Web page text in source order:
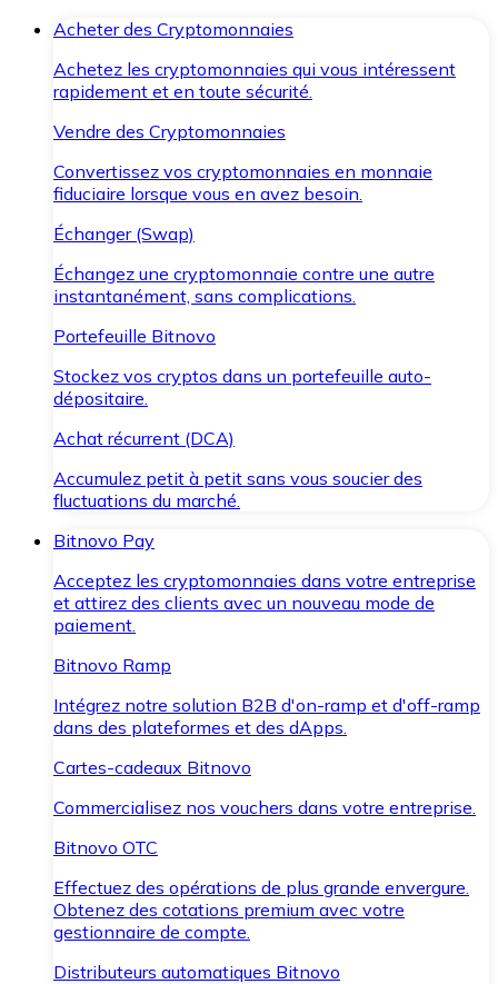
Acheter des Cryptomonnaies
Achetez les cryptomonnaies qui vous intéressent
rapidement et en toute sécurité.
Vendre des Cryptomonnaies
Convertissez vos cryptomonnaies en monnaie
fiduciaire lorsque vous en avez besoin.
Échanger (Swap)
Échangez une cryptomonnaie contre une autre
instantanément, sans complications.
Portefeuille Bitnovo
Stockez vos cryptos dans un portefeuille auto-
dépositaire.
Achat récurrent (DCA)
Accumulez petit à petit sans vous soucier des
fluctuations du marché.
Bitnovo Pay
Acceptez les cryptomonnaies dans votre entreprise
et attirez des clients avec un nouveau mode de
paiement.
Bitnovo Ramp
Intégrez notre solution B2B d'on-ramp et d'off-ramp
dans des plateformes et des dApps.
Cartes-cadeaux Bitnovo
Commercialisez nos vouchers dans votre entreprise.
Bitnovo OTC
Effectuez des opérations de plus grande envergure.
Obtenez des cotations premium avec votre
gestionnaire de compte.
Distributeurs automatiques Bitnovo